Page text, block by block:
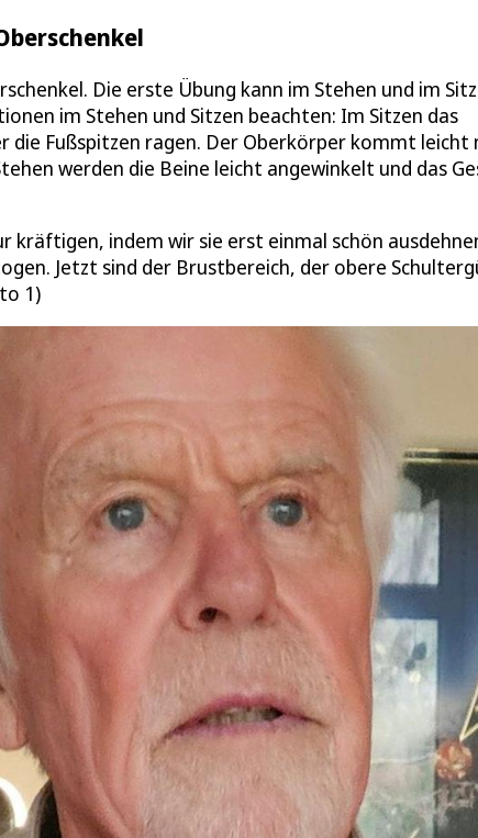
Die erste Übung kann im Stehen und im
im Stehen und Sitzen beachten: Im Sitzen das
Fußspitzen ragen. Der Oberkörper kommt leicht
werden die Beine leicht angewinkelt und das
indem wir sie erst einmal schön
Jetzt sind der Brustbereich, der obere
1)